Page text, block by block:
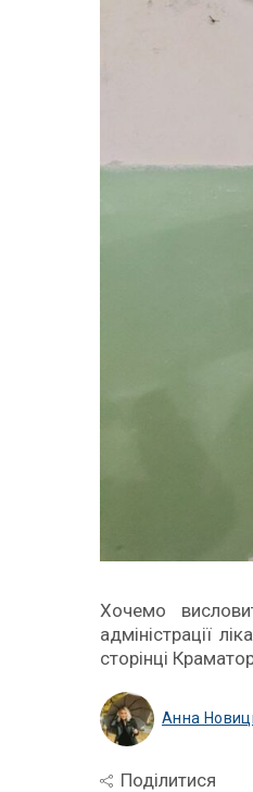
Хочемо
адміністрації
сторінці
Анна
Поділитися